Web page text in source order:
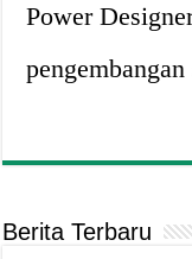
Power
Berita Terbaru